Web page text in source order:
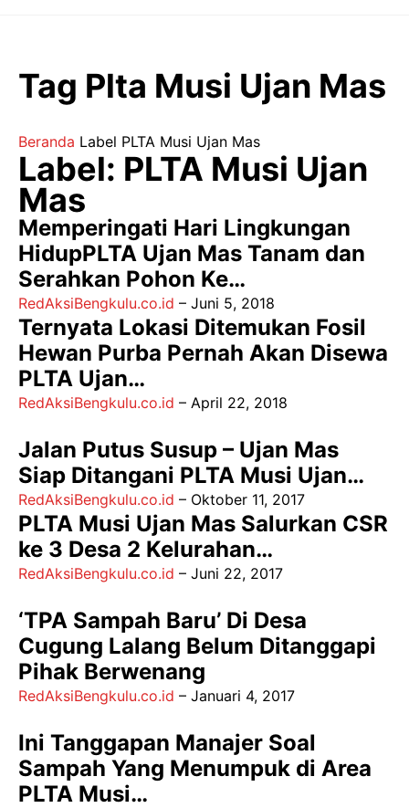
Tag Plta Musi Ujan Mas
Beranda Label PLTA Musi Ujan Mas
Label: PLTA Musi Ujan
Mas
Memperingati Hari Lingkungan
HidupPLTA Ujan Mas Tanam dan
Serahkan Pohon Ke…
RedAksiBengkulu.co.id – Juni 5, 2018
Ternyata Lokasi Ditemukan Fosil
Hewan Purba Pernah Akan Disewa
PLTA Ujan…
RedAksiBengkulu.co.id – April 22, 2018
Jalan Putus Susup – Ujan Mas
Siap Ditangani PLTA Musi Ujan…
RedAksiBengkulu.co.id – Oktober 11, 2017
PLTA Musi Ujan Mas Salurkan CSR
ke 3 Desa 2 Kelurahan…
RedAksiBengkulu.co.id – Juni 22, 2017
‘TPA Sampah Baru’ Di Desa
Cugung Lalang Belum Ditanggapi
Pihak Berwenang
RedAksiBengkulu.co.id – Januari 4, 2017
Ini Tanggapan Manajer Soal
Sampah Yang Menumpuk di Area
PLTA Musi…